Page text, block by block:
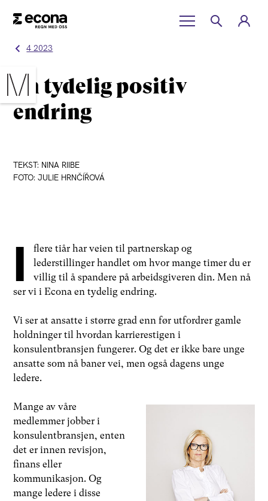
4 2023
TEKST: NINA RIIBE
FOTO: JULIE HRNČÍŘOVÁ
En tydelig positiv
endring
I
flere tiår har veien til partnerskap og
lederstillinger handlet om hvor mange timer du er
villig til å spandere på arbeidsgiveren din. Men nå
ser vi i Econa en tydelig endring.
Vi ser at ansatte i større grad enn før utfordrer gamle
holdninger til hvordan karrierestigen i
konsulentbransjen fungerer. Og det er ikke bare unge
ansatte som nå baner vei, men også dagens unge
ledere.
Mange av våre
medlemmer jobber i
konsulentbransjen, enten
det er innen revisjon,
finans eller
kommunikasjon. Og
mange ledere i disse